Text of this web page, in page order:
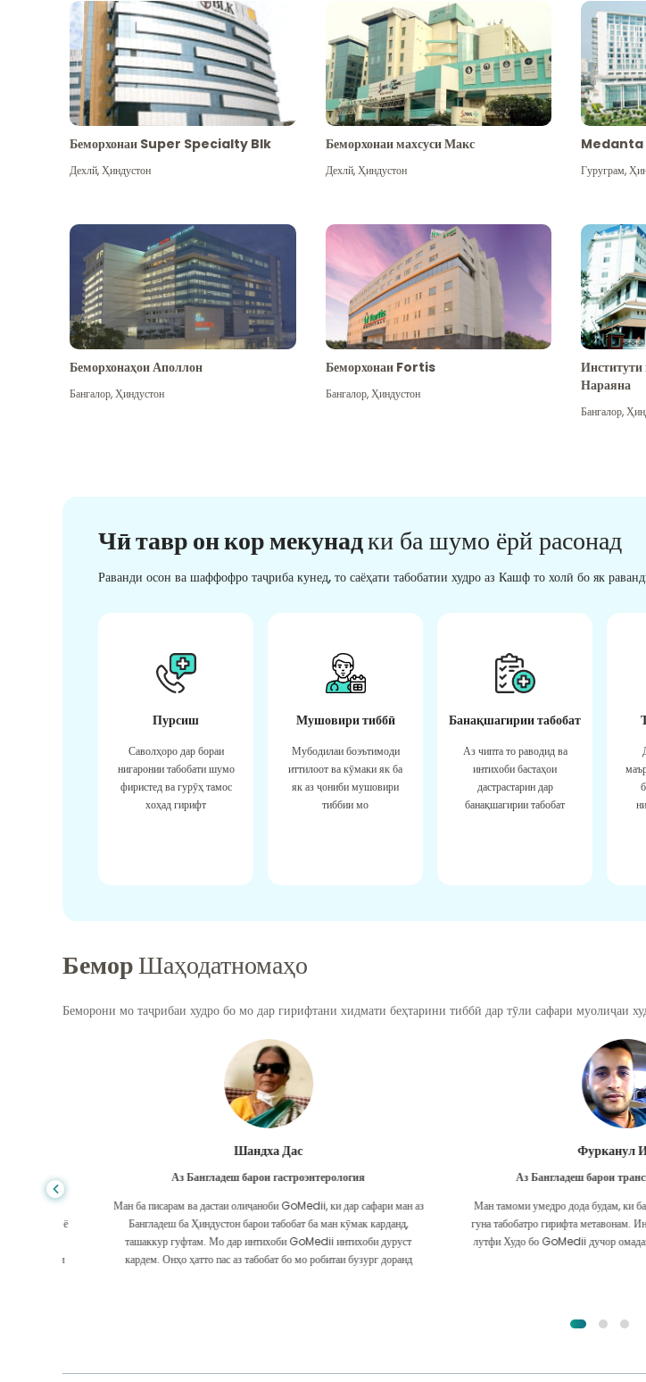
Беморхонаи Super Specialty Blk
Дехлй,Ҳиндустон
Беморхонаи махсуси Макс
Дехлй,Ҳиндустон Гуруграм,
Беморхонаҳои Аполлон
Бангалор,Ҳиндустон
Беморхонаи Fortis
Бангалор,Ҳиндустон
Нараяна
Бангалор,
Чӣ тавр он кор мекунадки ба шумо ёрй расонад
Раванди осон ва шаффофро таҷриба кунед, то саёҳати табобатии худро аз Кашф то холӣ бо як
Пурсиш
Саволҳоро дар бораи
нигаронии табобати шумо
фиристед ва гурӯҳ тамос
хоҳад гирифт
Мушовири тиббӣ
Мубодилаи боэътимоди
иттилоот ва кӯмаки як ба
як аз ҷониби мушовири
тиббии мо
Банақшагирии табобат
Аз чипта то раводид ва
интихоби бастаҳои
дастрастарин дар
банақшагирии табобат
БеморШаҳодатномаҳо
Беморони мо таҷрибаи худро бо мо дар гирифтани хидмати беҳтарини тиббӣ дар тӯли сафари муолиҷаи
Шандха Дас
Аз Бангладеш барои гастроэнтерология
Ман ба писарам ва дастаи олиҷаноби GoMedii, ки дар сафари ман аз
Бангладеш ба Ҳиндустон барои табобат ба ман кӯмак карданд,
ташаккур гуфтам. Мо дар интихоби GoMedii интихоби дуруст
кардем. Онҳо ҳатто пас аз табобат бо мо робитаи бузург доранд
Фурканул
Аз Бангладеш барои
Ман тамоми умедро дода будам, ки барои
гуна табобатро гирифта метавонам. Ин
лутфи Худо бо GoMedii дучор омадам ва